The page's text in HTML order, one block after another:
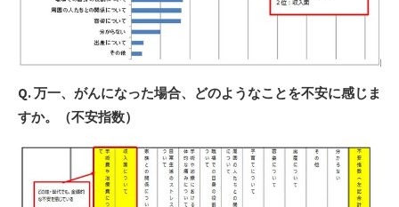
Q. 万一、がんになった場合、どのようなことを不安に感じま
すか。（不安指数）